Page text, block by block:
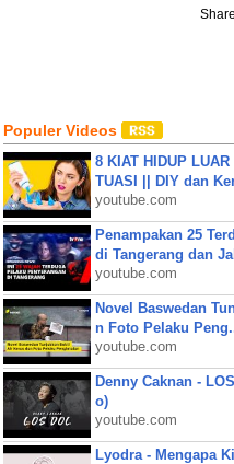
Populer Videos
8 KIAT HIDUP
TUASI || DIY dan
youtube.com
Penampakan 25
di Tangerang dan
youtube.com
Novel Baswedan
n Foto Pelaku
youtube.com
Denny Caknan -
o)
youtube.com
Lyodra - Mengapa